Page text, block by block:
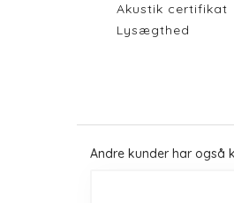
Akustik certifikat
Lysægthed
Andre kunder har også